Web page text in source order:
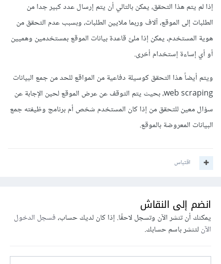
إذا لم يتم هذا التحقق، يمكن بالتالي أن يتم إرسال عدد كبير جدا من
الطلبات إلى الموقع، آلاف وربما ملايين الطلبات، وبسبب عدم التحقق من
هوية المستخدم، يمكن إذا ملئ قاعدة بيانات الموقع بمستخدمين وهميين
أو أي إساءة إستخدام أخرى.
ويتم أيضاً هذا التحقق كوسيلة دفاعية من المواقع للحد من جمع البيانات
web scraping، بحيث يتم التوقف عن عرض الموقع لحين الإجابة عن
سؤال معين للتحقق من إذا كان المستخدم شخص أم برنامج وظيفته جمع
البيانات المعروضة بالموقع.
اقتباس
انضم إلى النقاش
يمكنك أن تنشر الآن وتسجل لاحقًا. إذا كان لديك حساب،فسجل الدخول
الآنلتنشر باسم حسابك.